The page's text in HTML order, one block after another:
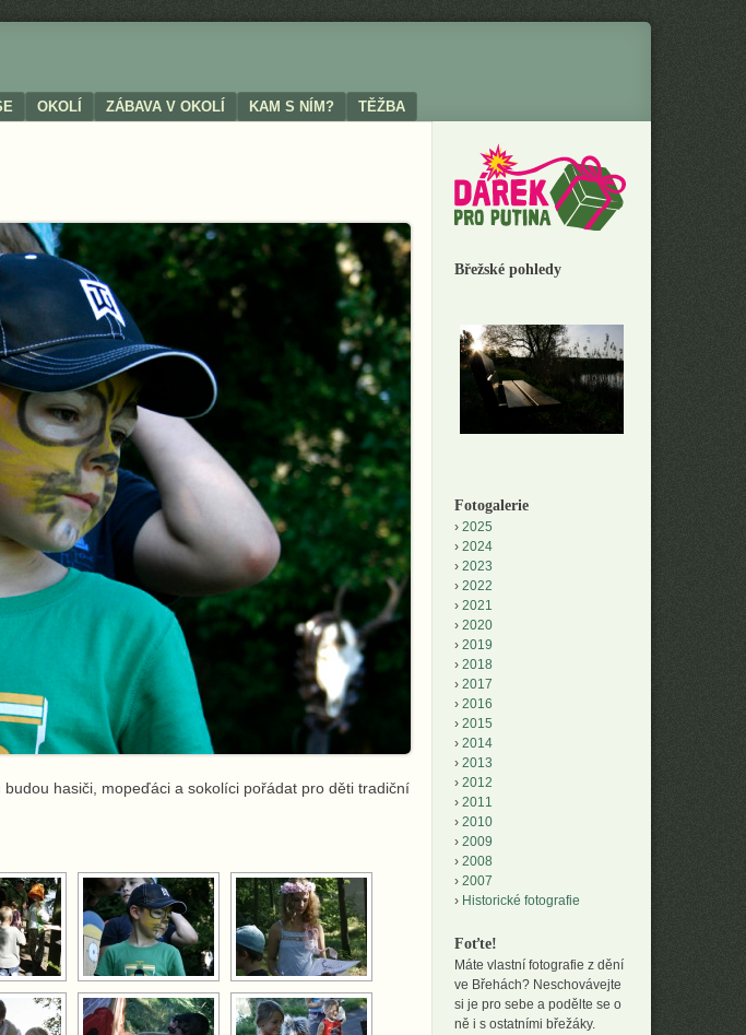
OKOLÍ ZÁBAVA V OKOLÍ KAM S NÍM? TĚŽBA
budou hasiči, mopeďáci a sokolíci pořádat pro děti tradiční
Břežské pohledy
Fotogalerie
2025
2024
2023
2022
2021
2020
2019
2018
2017
2016
2015
2014
2013
2012
2011
2010
2009
2008
2007
Historické fotografie
Foťte!
Máte vlastní fotografie z dění
ve Břehách? Neschovávejte
si je pro sebe a podělte se o
ně i s ostatními břežáky.